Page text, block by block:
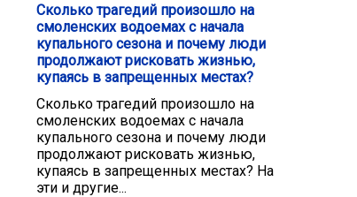
Сколько трагедий произошло на
смоленских водоемах с начала
купального сезона и почему люди
продолжают рисковать жизнью,
купаясь в запрещенных местах?
Сколько трагедий произошло на
смоленских водоемах с начала
купального сезона и почему люди
продолжают рисковать жизнью,
купаясь в запрещенных местах? На
эти и другие...